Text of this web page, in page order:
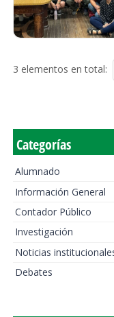
3 elementos en total:
Categorías
Alumnado
Información General
Contador Público
Investigación
Noticias
Debates